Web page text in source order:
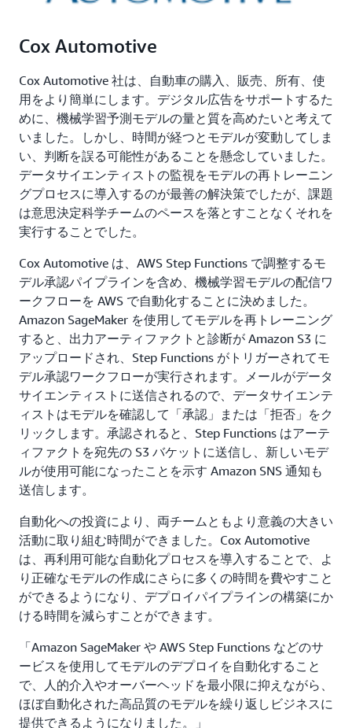
Cox Automotive
Cox Automotive 社は、自動車の購入、販売、所有、使
用をより簡単にします。デジタル広告をサポートするた
めに、機械学習予測モデルの量と質を高めたいと考えて
いました。しかし、時間が経つとモデルが変動してしま
い、判断を誤る可能性があることを懸念していました。
データサイエンティストの監視をモデルの再トレーニン
グプロセスに導入するのが最善の解決策でしたが、課題
は意思決定科学チームのペースを落とすことなくそれを
実行することでした。
Cox Automotive は、AWS Step Functions で調整するモ
デル承認パイプラインを含め、機械学習モデルの配信ワ
ークフローを AWS で自動化することに決めました。
Amazon SageMaker を使用してモデルを再トレーニング
すると、出力アーティファクトと診断が Amazon S3 に
アップロードされ、Step Functions がトリガーされてモ
デル承認ワークフローが実行されます。メールがデータ
サイエンティストに送信されるので、データサイエンテ
ィストはモデルを確認して「承認」または「拒否」をク
リックします。承認されると、Step Functions はアーテ
ィファクトを宛先の S3 バケットに送信し、新しいモデ
ルが使用可能になったことを示す Amazon SNS 通知も
送信します。
自動化への投資により、両チームともより意義の大きい
活動に取り組む時間ができました。Cox Automotive
は、再利用可能な自動化プロセスを導入することで、よ
り正確なモデルの作成にさらに多くの時間を費やすこと
ができるようになり、デプロイパイプラインの構築にか
ける時間を減らすことができます。
「Amazon SageMaker や AWS Step Functions などのサ
ービスを使用してモデルのデプロイを自動化すること
で、人的介入やオーバーヘッドを最小限に抑えながら、
ほぼ自動化された高品質のモデルを繰り返しビジネスに
提供できるようになりました。」